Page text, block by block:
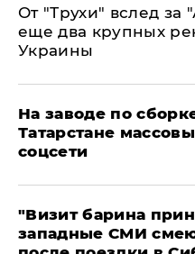
От "Трухи" вслед за
еще два крупных
Украины
На заводе по
Татарстане
соцсети
"Визит барина
западные СМИ